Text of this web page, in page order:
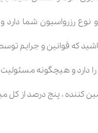
نوع رزرواسیون شما دارد
که قوانین و جرایم
دارد و هیچگونه مسئولیت
کننده ، پنج درصد از کل